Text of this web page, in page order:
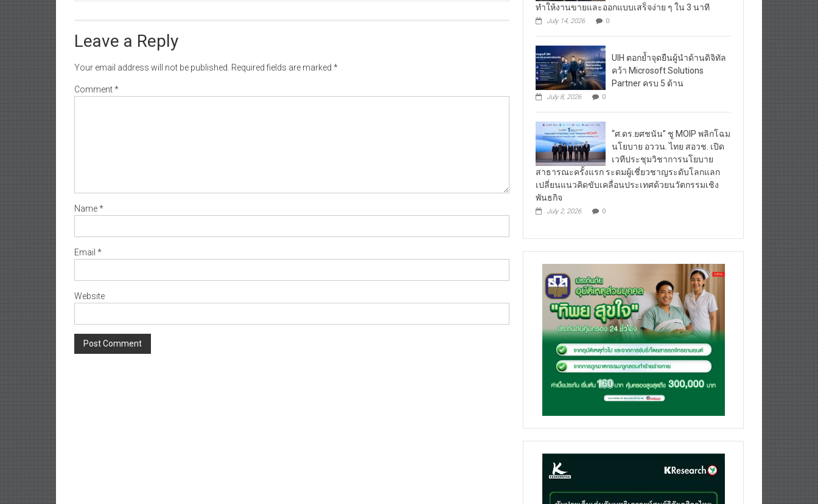
Leave a Reply
Your email address will not be published. Required fields are marked *
Comment*
Name*
Email *
Website
ทำให้งานขายและออกแบบเสร็จง่าย ๆ ใน 3 นาที
July 14, 2026 0
UIH ตอกย้ำจุดยืนผู้นำด้านดิจิทัล
คว้า Microsoft Solutions
Partner ครบ 5 ด้าน
July 8, 2026 0
“ศ.ดร.ยศชนัน” ชู MOIP พลิกโฉม
นโยบาย อววน. ไทย สอวช. เปิด
เวทีประชุมวิชาการนโยบาย
สาธารณะครั้งแรก ระดมผู้เชี่ยวชาญระดับโลกแลก
เปลี่ยนแนวคิดขับเคลื่อนประเทศด้วยนวัตกรรมเชิง
พันธกิจ
July 2, 2026 0